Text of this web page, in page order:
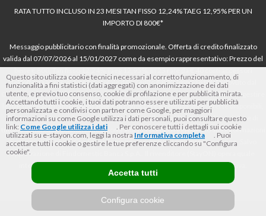
RATA TUTTO INCLUSO IN 23 MESI TAN FISSO 12,24% TAEG 12,95% PER UN
IMPORTO DI 800€*
Messaggio pubblicitario con finalità promozionale. Offerta di credito finalizzato
valida dal 07/07/2026 al 15/01/2027 come da esempio rappresentativo: Prezzo del
dell’offerta azzerati. Importo totale del credito € 800. Importo totale dovuto dal
Consumatore € 920. Decorrenza media della prima rata a 90 giorni. Al fine di gestire
le tue spese in modo responsabile e di conoscere eventuali altre offerte disponibili,
Findomestic ti ricorda, prima di sottoscrivere il contratto, di prendere visione di
tutte le condizioni economiche e contrattuali, facendo riferimento alle Informazioni
Europee di Base sul Credito ai Consumatori (IEBCC) nel percorso online. Salvo
approvazione di Findomestic Banca S.p.A.. Il rivenditore (StayON) opera quale
intermediario del credito per Findomestic Banca S.p.A., non in esclusiva.
Questo sito utilizza cookie tecnici necessari al corretto funzionamento, di
funzionalità a fini statistici (dati aggregati) con anonimizzazione dei dati
utente, e previo tuo consenso, cookie di profilazione e per pubblicità mirata.
Accettando tutti i cookie, i tuoi dati potranno essere utilizzati per pubblicità
personalizzata e condivisi con partner come Google, per maggiori
informazioni su come Google utilizza i dati personali, puoi consultare questo
link: Come Google utilizza i dati
. Per conoscere tutti i dettagli sui cookie
utilizzati su e-stayon.com, leggi la nostra Informativa completa
. Puoi
accettare tutti i cookie o gestire le tue preferenze cliccando su "Configura
cookie".
Configura cookie
Accetta tutti